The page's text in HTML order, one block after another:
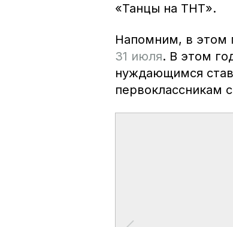
«Танцы на ТНТ».
Напомним, в этом
31 июля. В этом
нуждающимся
первоклассникам